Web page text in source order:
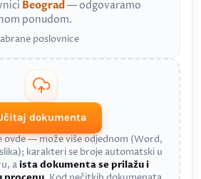
Beograd— odgovaramo
ponudom.
poslovnice
dokumenta
ovde — može više odjednom (Word,
karakteri se broje automatski u
aista dokumenta se prilažu i